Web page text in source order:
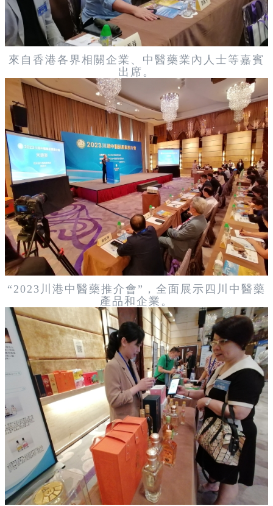
來自香港各界相關企業、中醫藥業內人士等嘉賓
出席。
“2023川港中醫藥推介會”，全面展示四川中醫藥
產品和企業。